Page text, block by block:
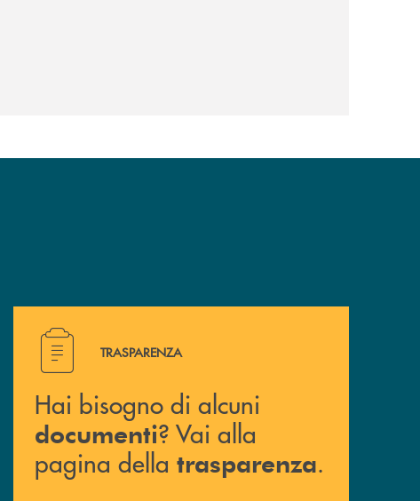
Hai bisogno di alcuni documenti ? Vai alla pagina della
TRASPARENZA
Hai bisogno di alcuni
documenti? Vai alla
pagina della trasparenza.